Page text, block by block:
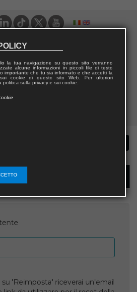
su 'Reimposta' riceverai un'email
la tua navigazione su questo sito verranno
alcune informazioni in piccoli file di testo
importante che tu sia informato e che accetti la
cookie di questo sito Web. Per ulteriori
sulla privacy e sui cookie.